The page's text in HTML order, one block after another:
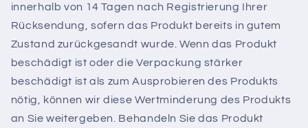
innerhalb von 14 Tagen nach Registrierung Ihrer
Rücksendung, sofern das Produkt bereits in gutem
Zustand zurückgesandt wurde. Wenn das Produkt
beschädigt ist oder die Verpackung stärker
beschädigt ist als zum Ausprobieren des Produkts
nötig, können wir diese Wertminderung des Produkts
an Sie weitergeben. Behandeln Sie das Produkt